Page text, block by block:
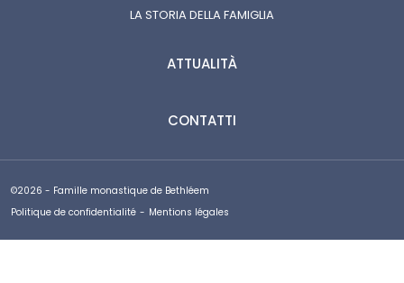
LA STORIA DELLA FAMIGLIA
ATTUALITÀ
CONTATTI
©2026 - Famille monastique de Bethléem
Politique de confidentialité - Mentions légales